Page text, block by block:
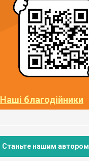
Наші благодійники
Станьте нашим автором